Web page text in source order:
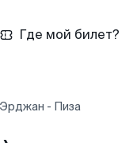
Где мой билет?
Эрджан - Пиза